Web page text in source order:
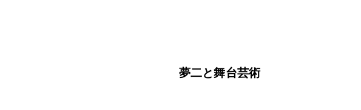
夢二と舞台芸術